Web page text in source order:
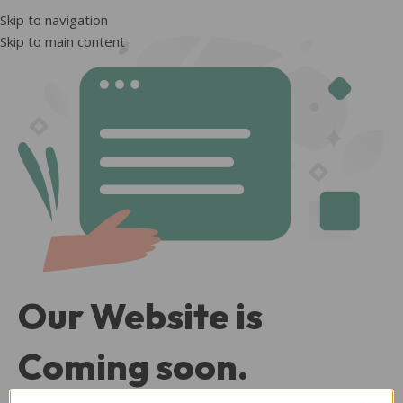
Skip to navigation
Skip to main content
Our Website is
Coming soon.